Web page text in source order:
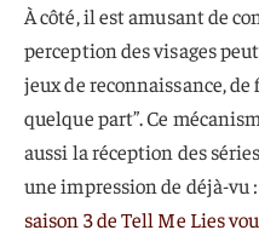
À côté, il est amusant de
perception des visages
jeux de reconnaissance, de
quelque part”. Ce
aussi la réception des
une impression de déjà-vu :
saison 3 de Tell Me Lies